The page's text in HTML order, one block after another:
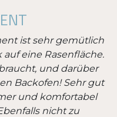
ist sehr gemütlich
eine Rasenfläche.
und darüber
Backofen! Sehr gut
und komfortabel
nicht zu